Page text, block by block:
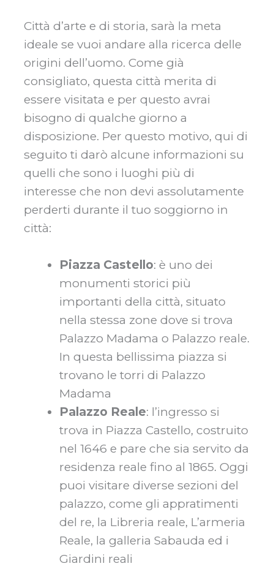
Città d’arte e di storia, sarà la meta
ideale se vuoi andare alla ricerca delle
origini dell’uomo. Come già
consigliato, questa città merita di
essere visitata e per questo avrai
bisogno di qualche giorno a
disposizione. Per questo motivo, qui di
seguito ti darò alcune informazioni su
quelli che sono i luoghi più di
interesse che non devi assolutamente
perderti durante il tuo soggiorno in
città:
Piazza Castello: è uno dei
monumenti storici più
importanti della città, situato
nella stessa zone dove si trova
Palazzo Madama o Palazzo reale.
In questa bellissima piazza si
trovano le torri di Palazzo
Madama
Palazzo Reale: l’ingresso si
trova in Piazza Castello, costruito
nel 1646 e pare che sia servito da
residenza reale fino al 1865. Oggi
puoi visitare diverse sezioni del
palazzo, come gli appratimenti
del re, la Libreria reale, L’armeria
Reale, la galleria Sabauda ed i
Giardini reali